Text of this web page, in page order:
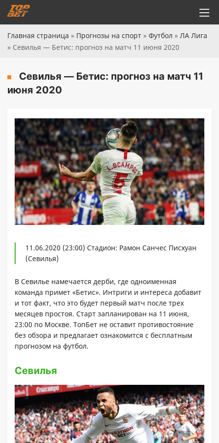
Главная страница » Прогнозы на спорт » Футбол » ЛА Лига
» Севилья — Бетис: прогноз на матч 11 июня 2020
Севилья — Бетис: прогноз на матч 11
июня 2020
11.06.2020 (23:00) Стадион: Рамон Санчес Писхуан
(Севилья)
В Севилье намечается дерби, где одноименная
команда примет «Бетис». Интриги и интереса добавит
и тот факт, что это будет первый матч после трех
месяцев простоя. Старт запланирован на 11 июня,
23:00 по Москве. ТопБет не оставит противостояние
без обзора и предлагает ознакомится с бесплатным
прогнозом на футбол.
Севилья